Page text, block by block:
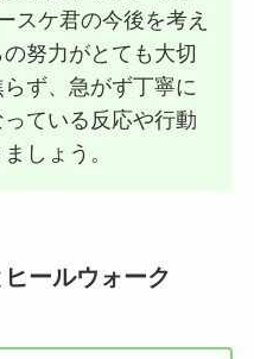
スケ君の今後を考え
努力がとても大切
ず、急がず丁寧に
ている反応や行動
しょう。
ヒールウォーク